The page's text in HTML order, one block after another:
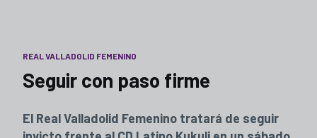
REAL VALLADOLID FEMENINO
Seguir con paso firme
El Real Valladolid Femenino tratará de seguir